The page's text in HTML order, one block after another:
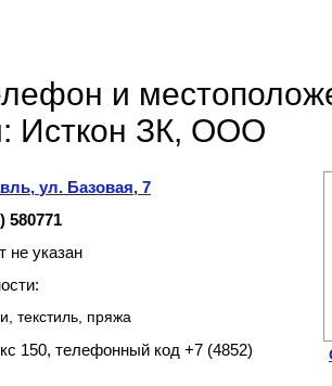
и
Исткон ЗК, ООО
, ул. Базовая, 7
580771
не указан
текстиль, пряжа
150, телефонный код +7 (4852)